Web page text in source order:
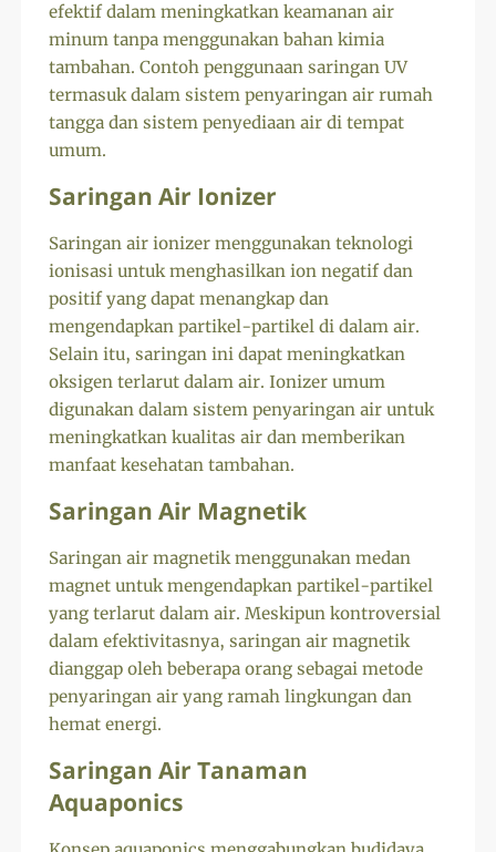
efektif dalam meningkatkan keamanan air
minum tanpa menggunakan bahan kimia
tambahan. Contoh penggunaan saringan UV
termasuk dalam sistem penyaringan air rumah
tangga dan sistem penyediaan air di tempat
umum.
Saringan Air Ionizer
Saringan air ionizer menggunakan teknologi
ionisasi untuk menghasilkan ion negatif dan
positif yang dapat menangkap dan
mengendapkan partikel-partikel di dalam air.
Selain itu, saringan ini dapat meningkatkan
oksigen terlarut dalam air. Ionizer umum
digunakan dalam sistem penyaringan air untuk
meningkatkan kualitas air dan memberikan
manfaat kesehatan tambahan.
Saringan Air Magnetik
Saringan air magnetik menggunakan medan
magnet untuk mengendapkan partikel-partikel
yang terlarut dalam air. Meskipun kontroversial
dalam efektivitasnya, saringan air magnetik
dianggap oleh beberapa orang sebagai metode
penyaringan air yang ramah lingkungan dan
hemat energi.
Saringan Air Tanaman
Aquaponics